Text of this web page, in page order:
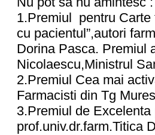
1.Premiul pentru Carte
cu pacientul”,autori
Dorina Pasca. Premiul
Nicolaescu,Ministrul
2.Premiul Cea mai
Farmacisti din Tg Mures
3.Premiul de
prof.univ.dr.farm.Titica